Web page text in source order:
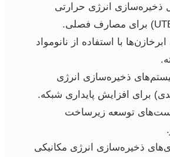
ذخیره‌سازی انرژی حرارتی
با استفاده از نانومواد
ذخیره‌سازی انرژی
برای افزایش پایداری شبکه.
توسعه زیرساخت
ذخیره‌سازی انرژی مکانیکی